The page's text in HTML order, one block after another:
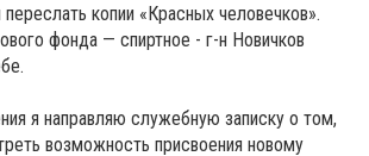
копии «Красных человечков».
фонда — спиртное - г-н Новичков
я направляю служебную записку о том,
возможность присвоения новому